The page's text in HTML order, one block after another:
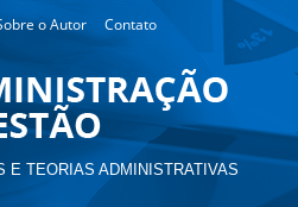
o Autor Contato
E TEORIAS ADMINISTRATIVAS